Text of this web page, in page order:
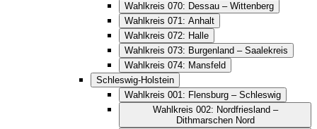
Wahlkreis 070: Dessau – Wittenberg
Wahlkreis 071: Anhalt
Wahlkreis 072: Halle
Wahlkreis 073: Burgenland – Saalekreis
Wahlkreis 074: Mansfeld
Schleswig-Holstein
Wahlkreis 001: Flensburg – Schleswig
Wahlkreis 002: Nordfriesland –
Dithmarschen Nord